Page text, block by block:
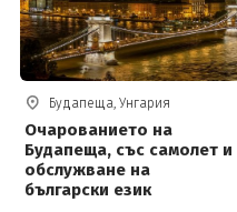
Будапеща, Унгария
Очарованието на
Будапеща, със самолет и
обслужване на
български език